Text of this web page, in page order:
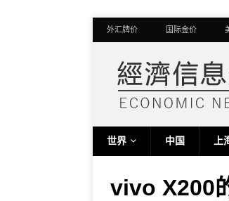
外汇牌价 国际金价
世界 中国 上
vivo X200